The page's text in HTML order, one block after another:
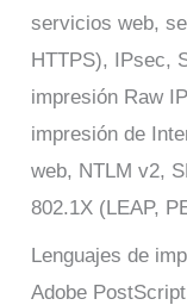
servicios web,
HTTPS), IPsec,
impresión Raw
impresión de
web, NTLM v2,
802.1X (LEAP,
Lenguajes de
Adobe